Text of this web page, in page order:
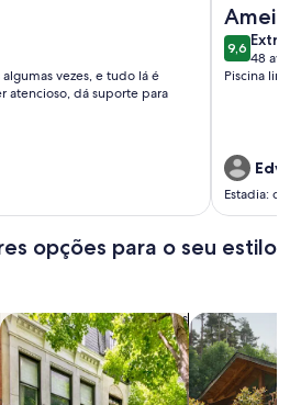
vezes, e tudo lá é
atencioso, dá suporte para
Amei
9,69,6 de
48
(48
Piscina
Estadia:
opções para o seu estilo
Busque apartamentos buscar